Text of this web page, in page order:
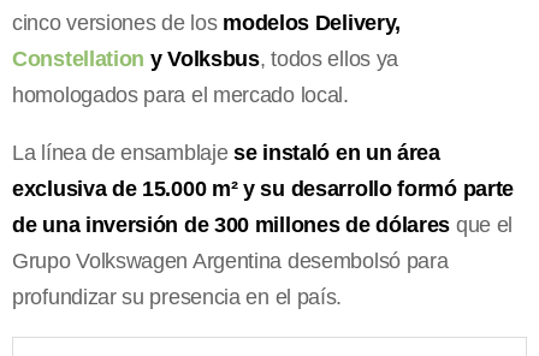
cinco versiones de los modelos Delivery,
Constellation y Volksbus, todos ellos ya
homologados para el mercado local.
La línea de ensamblajese instaló en un área
exclusiva de 15.000 m² y su desarrollo formó parte
de una inversión de 300 millones de dólares que el
Grupo Volkswagen Argentina desembolsó para
profundizar su presencia en el país.